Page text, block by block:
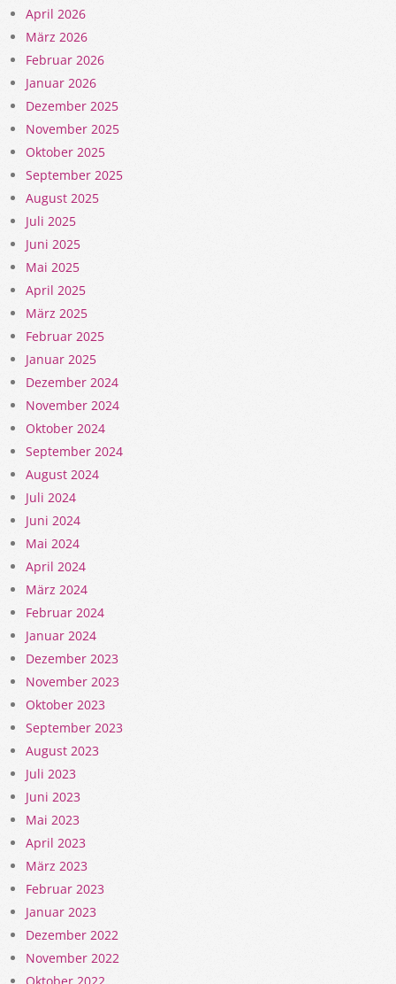
April 2026
März 2026
Februar 2026
Januar 2026
Dezember 2025
November 2025
Oktober 2025
September 2025
August 2025
Juli 2025
Juni 2025
Mai 2025
April 2025
März 2025
Februar 2025
Januar 2025
Dezember 2024
November 2024
Oktober 2024
September 2024
August 2024
Juli 2024
Juni 2024
Mai 2024
April 2024
März 2024
Februar 2024
Januar 2024
Dezember 2023
November 2023
Oktober 2023
September 2023
August 2023
Juli 2023
Juni 2023
Mai 2023
April 2023
März 2023
Februar 2023
Januar 2023
Dezember 2022
November 2022
Oktober 2022